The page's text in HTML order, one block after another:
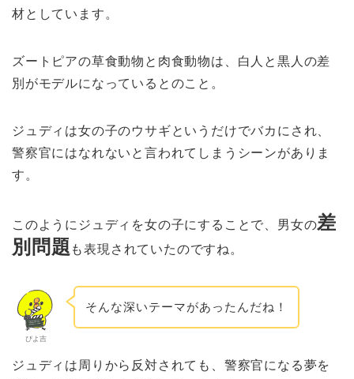
材としています。
ズートピアの草食動物と肉食動物は、白人と黒人の差
別がモデルになっているとのこと。
ジュディは女の子のウサギというだけでバカにされ、
警察官にはなれないと言われてしまうシーンがありま
す。
このようにジュディを女の子にすることで、男女の差
別問題 も表現されていたのですね。
ぴよ吉
そんな深いテーマがあったんだね！
ジュディは周りから反対されても、警察官になる夢を